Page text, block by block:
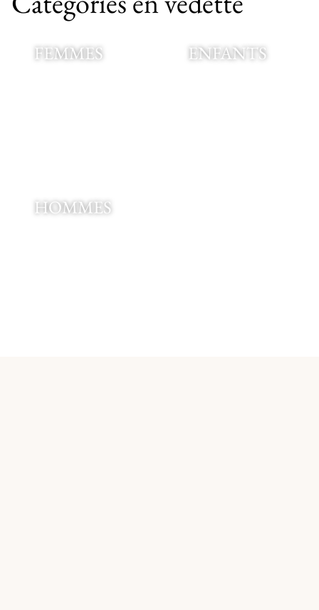
FEMMES ENFANTS
HOMMES